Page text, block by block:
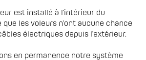
que les voleurs n'ont aucune chance
électriques depuis l'extérieur.
en permanence notre système